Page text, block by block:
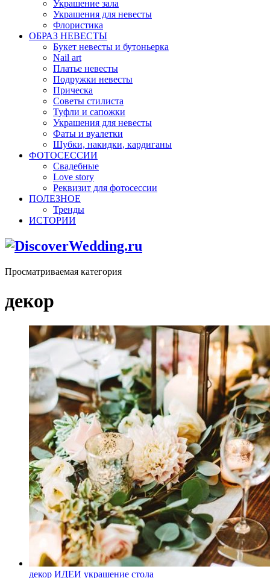
Украшение зала
Украшения для невесты
Флористика
ОБРАЗ НЕВЕСТЫ
Букет невесты и бутоньерка
Nail art
Платье невесты
Подружки невесты
Прическа
Советы стилиста
Туфли и сапожки
Украшения для невесты
Фаты и вуалетки
Шубки, накидки, кардиганы
ФОТОСЕССИИ
Свадебные
Love story
Реквизит для фотосессии
ПОЛЕЗНОЕ
Тренды
ИСТОРИИ
Просматриваемая категория
декор
декор ИДЕИ украшение стола